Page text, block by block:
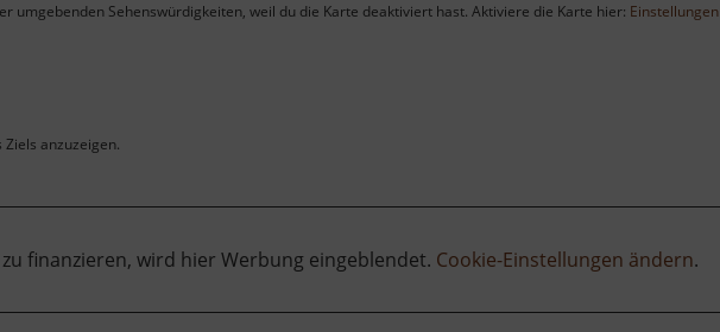
umgebenden Sehenswürdigkeiten, weil du die Karte deaktiviert hast. Aktiviere die Karte hier: Einstellungen
anzuzeigen.
finanzieren, wird hier Werbung eingeblendet. Cookie-Einstellungen ändern.